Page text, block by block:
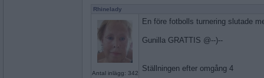
Rhinelady
Antal inlägg: 342
En före fotbolls turnering slutade
Gunilla GRATTIS @--)--
Ställningen efter omgång 4